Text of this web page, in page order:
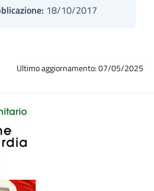
18/10/2017
Ultimo aggiornamento: 07/05/2025